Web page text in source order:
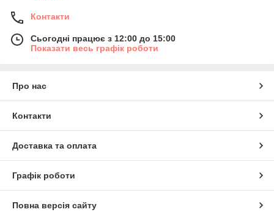
Контакти
Сьогодні працює з 12:00 до 15:00
Показати весь графік роботи
Про нас
Контакти
Доставка та оплата
Графік роботи
Повна версія сайту